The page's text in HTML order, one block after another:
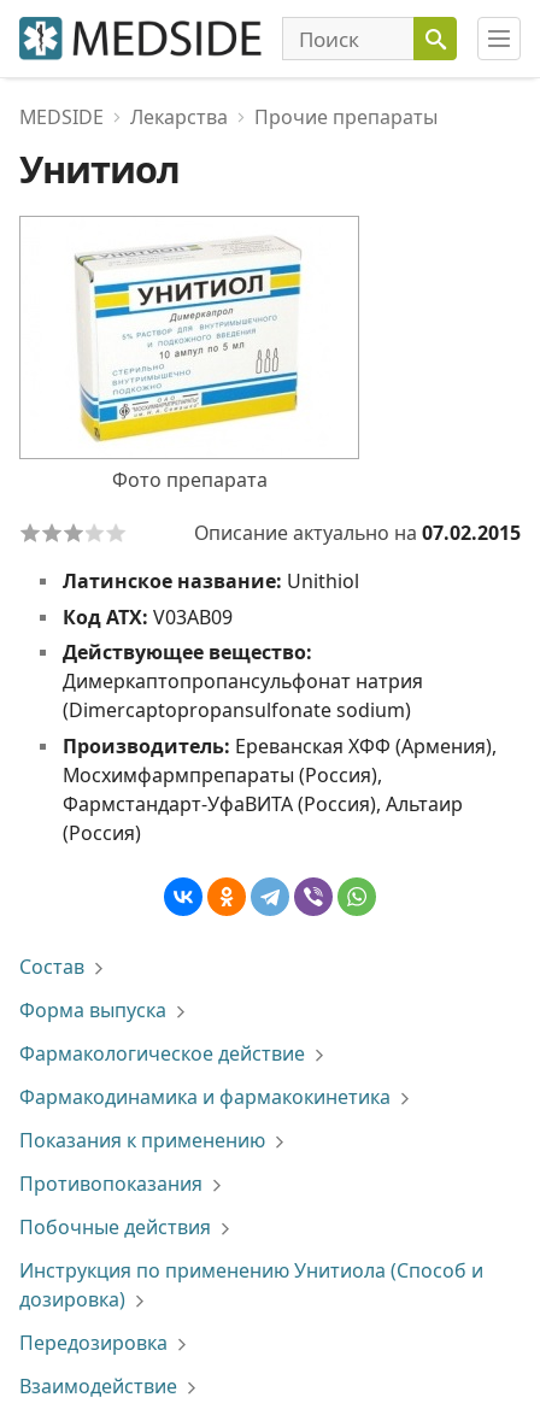
MEDSIDE Лекарства Прочие препараты
Унитиол
Фото препарата
Описание актуально на 07.02.2015
Латинское название: Unithiol
Код АТХ: V03AB09
Действующее вещество:
Димеркаптопропансульфонат натрия
(Dimercaptopropansulfonate sodium)
Производитель: Ереванская ХФФ (Армения),
Мосхимфармпрепараты (Россия),
Фармстандарт-УфаВИТА (Россия), Альтаир
(Россия)
Состав
Форма выпуска
Фармакологическое действие
Фармакодинамика и фармакокинетика
Показания к применению
Противопоказания
Побочные действия
Инструкция по применению Унитиола (Способ и
дозировка)
Передозировка
Взаимодействие